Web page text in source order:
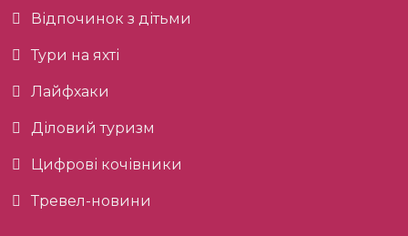
Відпочинок з дітьми
Тури на яхті
Лайфхаки
Діловий туризм
Цифрові кочівники
Тревел-новини